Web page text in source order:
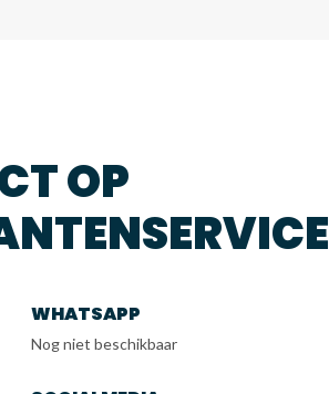
OP
WHATSAPP
Nog niet beschikbaar